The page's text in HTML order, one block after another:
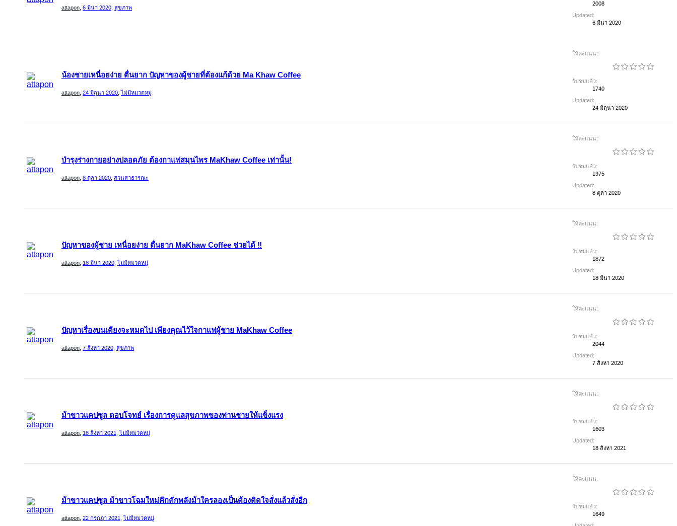
attapon 6 มีนา 2020 สุขภาพ
2008
Updated:
6 มีนา 2020
น้องชายเหนื่อยง่าย ตื่นยาก ปัญหาของผู้ชายที่ต้องแก้ด้วย Ma Khaw Coffee
attapon 24 มิถุนา 2020 ,ไม่มีหมวดหมู่
ให้คะแนน:
รับชมแล้ว:
1740
Updated:
24 มิถุนา 2020
บำรุงร่างกายอย่างปลอดภัย ต้องกาแฟสมุนไพร MaKhaw Coffee เท่านั้น!
attapon 8 ตุลา 2020 สวนสาธารณะ
ให้คะแนน:
รับชมแล้ว:
1975
Updated:
8 ตุลา 2020
ปัญหาของผู้ชาย เหนื่อยง่าย ตื่นยาก MaKhaw Coffee ช่วยได้ ‼
attapon 18 มีนา 2020 ,ไม่มีหมวดหมู่
ให้คะแนน:
รับชมแล้ว:
1872
Updated:
18 มีนา 2020
ปัญหาเรื่องบนเตียงจะหมดไป เพียงคุณไว้ใจกาแฟผู้ชาย MaKhaw Coffee
attapon 7 สิงหา 2020 สุขภาพ
ให้คะแนน:
รับชมแล้ว:
2044
Updated:
7 สิงหา 2020
ม้าขาวแคปซูล ตอบโจทย์ เรื่องการดูแลสุขภาพของท่านชายให้แข็งแรง
attapon 18 สิงหา 2021 ,ไม่มีหมวดหมู่
ให้คะแนน:
รับชมแล้ว:
1603
Updated:
18 สิงหา 2021
ม้าขาวแคปซูล ม้าขาวโฉมใหม่คึกคักพลังม้าใครลองเป็นต้องติดใจสั่งแล้วสั่งอีก
attapon 22 กรกฎา 2021 ,ไม่มีหมวดหมู่
ให้คะแนน:
รับชมแล้ว:
1649